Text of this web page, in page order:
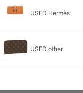
USED Hermès
USED other